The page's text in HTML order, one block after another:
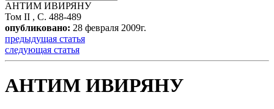
АНТИМ ИВИРЯНУ
Том II , С. 488-489
опубликовано: 28 февраля 2009г.
предыдущая статья
следующая статья
АНТИМ ИВИРЯНУ